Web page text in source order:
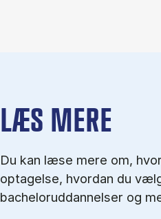
LÆS MERE
Du kan læse mere om,
optagelse, hvordan du
bacheloruddannelser og